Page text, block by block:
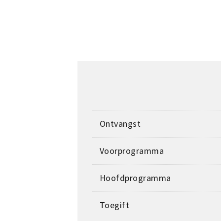
Ontvangst
Voorprogramma
Hoofdprogramma
Toegift